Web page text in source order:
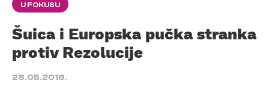
U FOKUSU
Šuica i Europska pučka stranka
protiv Rezolucije
28.05.2016.